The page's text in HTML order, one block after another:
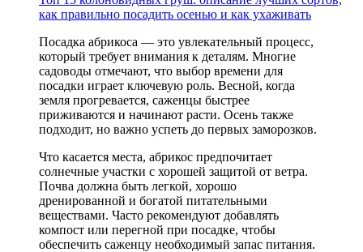
как правильно посадить осенью и как ухаживать
Посадка абрикоса — это увлекательный процесс,
который требует внимания к деталям. Многие
садоводы отмечают, что выбор времени для
посадки играет ключевую роль. Весной, когда
земля прогревается, саженцы быстрее
приживаются и начинают расти. Осень также
подходит, но важно успеть до первых заморозков.
Что касается места, абрикос предпочитает
солнечные участки с хорошей защитой от ветра.
Почва должна быть легкой, хорошо
дренированной и богатой питательными
веществами. Часто рекомендуют добавлять
компост или перегной при посадке, чтобы
обеспечить саженцу необходимый запас питания.